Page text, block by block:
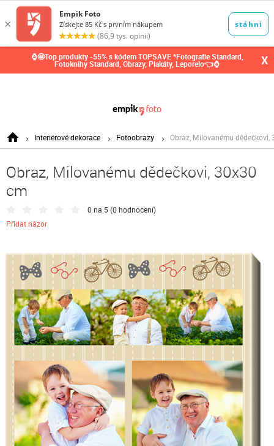
⌚🤩Top produkty -55% s kódem TOPSAVE *Fotografie Standard,
Fotoknihy Standard, Obrazy, Plakáty, Leporelo👈⌚ X
Interiérové dekorace Fotoobrazy Obraz, Milovanému dědečkovi,
Obraz, Milovanému dědečkovi, 30x30
cm
0 na 5 (0 hodnocení)
Přidat názor